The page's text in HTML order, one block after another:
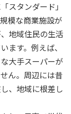
スタンダード」
模な商業施設が
地域住民の生活
ます。例えば、
大手スーパーが
ん。周辺には昔
、地域に根差し